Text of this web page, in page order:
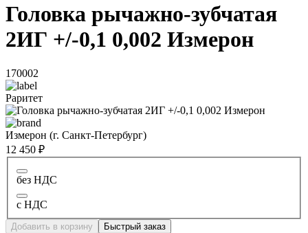
Головка рычажно-зубчатая
2ИГ +/-0,1 0,002 Измерон
170002
Раритет
Измерон (г. Санкт-Петербург)
12 450 ₽
без НДС
с НДС
Добавить в корзину Быстрый заказ